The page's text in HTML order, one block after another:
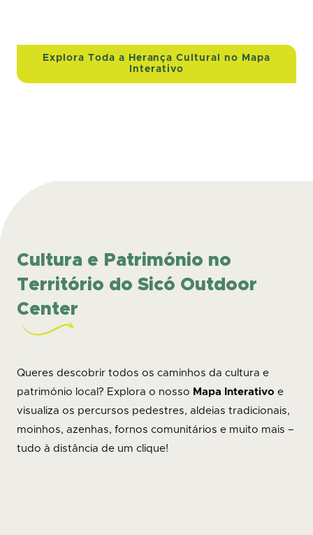
Explora Toda a Herança Cultural no Mapa
Interativo
Cultura e Património no
Território do Sicó Outdoor
Center
Queres descobrir todos os caminhos da cultura e
património local? Explora o nosso Mapa Interativo e
visualiza os percursos pedestres, aldeias tradicionais,
moinhos, azenhas, fornos comunitários e muito mais –
tudo à distância de um clique!